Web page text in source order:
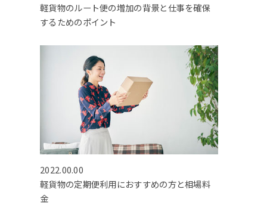
軽貨物のルート便の増加の背景と仕事を確保
するためのポイント
2022.00.00
軽貨物の定期便利用におすすめの方と相場料
金